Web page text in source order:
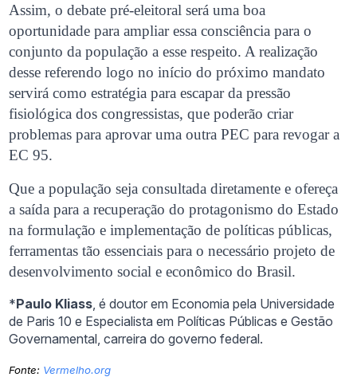
Assim, o debate pré-eleitoral será uma boa
oportunidade para ampliar essa consciência para o
conjunto da população a esse respeito. A realização
desse referendo logo no início do próximo mandato
servirá como estratégia para escapar da pressão
fisiológica dos congressistas, que poderão criar
problemas para aprovar uma outra PEC para revogar a
EC 95.
Que a população seja consultada diretamente e ofereça
a saída para a recuperação do protagonismo do Estado
na formulação e implementação de políticas públicas,
ferramentas tão essenciais para o necessário projeto de
desenvolvimento social e econômico do Brasil.
*Paulo Kliass , é doutor em Economia pela Universidade
de Paris 10 e Especialista em Políticas Públicas e Gestão
Governamental, carreira do governo federal.
Fonte: Vermelho.org